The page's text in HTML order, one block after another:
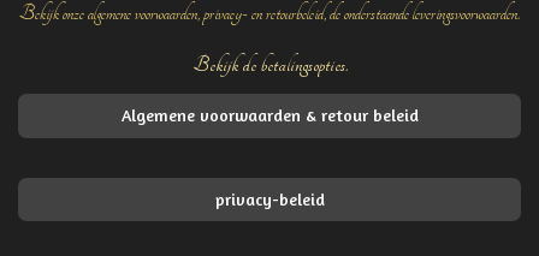
Bekijk onze algemene voorwaarden, privacy- en retourbeleid, de onderstaande leveringsvoorwaarden.
Bekijk de betalingsopties.
Algemene voorwaarden & retour beleid
privacy-beleid